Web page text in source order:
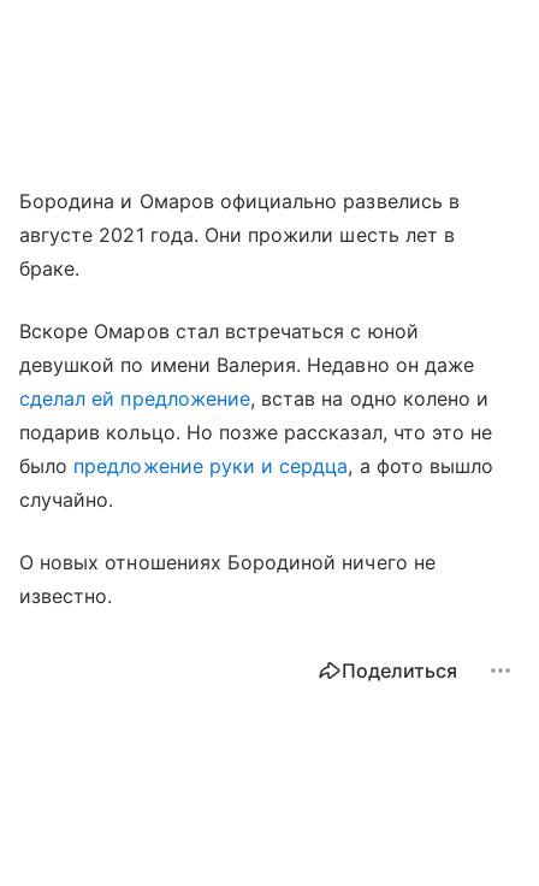
Бородина и Омаров официально развелись в
августе 2021 года. Они прожили шесть лет в
браке.
Вскоре Омаров стал встречаться с юной
девушкой по имени Валерия. Недавно он даже
сделал ей предложение, встав на одно колено и
подарив кольцо. Но позже рассказал, что это не
было предложение руки и сердца, а фото вышло
случайно.
О новых отношениях Бородиной ничего не
известно.
Поделиться